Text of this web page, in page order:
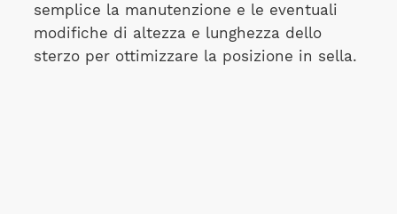
semplice la manutenzione e le eventuali
modifiche di altezza e lunghezza dello
sterzo per ottimizzare la posizione in sella.